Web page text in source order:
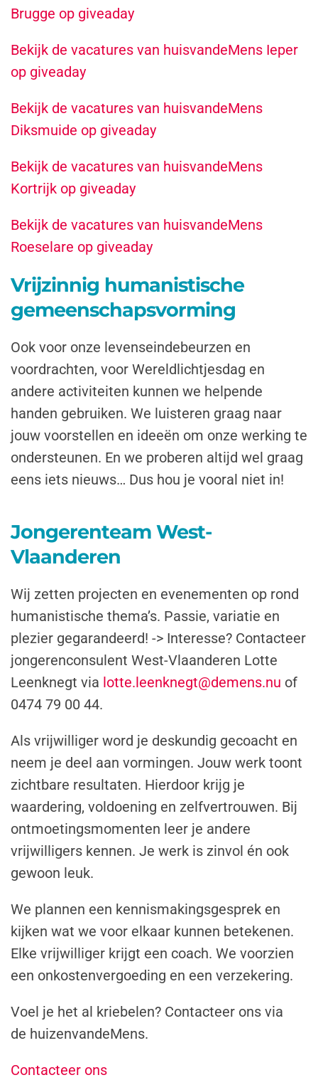
Brugge op giveaday
Bekijk de vacatures van huisvandeMens Ieper
op giveaday
Bekijk de vacatures van huisvandeMens
Diksmuide op giveaday
Bekijk de vacatures van huisvandeMens
Kortrijk op giveaday
Bekijk de vacatures van huisvandeMens
Roeselare op giveaday
Vrijzinnig humanistische
gemeenschapsvorming
Ook voor onze levenseindebeurzen en
voordrachten, voor Wereldlichtjesdag en
andere activiteiten kunnen we helpende
handen gebruiken. We luisteren graag naar
jouw voorstellen en ideeën om onze werking te
ondersteunen. En we proberen altijd wel graag
eens iets nieuws… Dus hou je vooral niet in!
Jongerenteam West-
Vlaanderen
Wij zetten projecten en evenementen op rond
humanistische thema’s. Passie, variatie en
plezier gegarandeerd! -> Interesse? Contacteer
jongerenconsulent West-Vlaanderen Lotte
Leenknegt via lotte.leenknegt@demens.nu of
0474 79 00 44.
Als vrijwilliger word je deskundig gecoacht en
neem je deel aan vormingen. Jouw werk toont
zichtbare resultaten. Hierdoor krijg je
waardering, voldoening en zelfvertrouwen. Bij
ontmoetingsmomenten leer je andere
vrijwilligers kennen. Je werk is zinvol én ook
gewoon leuk.
We plannen een kennismakingsgesprek en
kijken wat we voor elkaar kunnen betekenen.
Elke vrijwilliger krijgt een coach. We voorzien
een onkostenvergoeding en een verzekering.
Voel je het al kriebelen? Contacteer ons via
de huizenvandeMens.
Contacteer ons